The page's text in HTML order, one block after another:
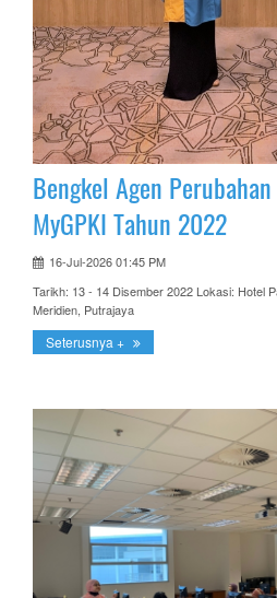
Bengkel Agen
MyGPKI Tahun 2022
16-Jul-2026 01:45 PM
Tarikh: 13 - 14 Disember 2022 Lokasi: Hotel
Meridien, Putrajaya
Seterusnya +